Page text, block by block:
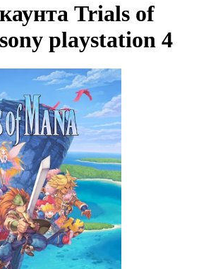
Trials of
playstation 4